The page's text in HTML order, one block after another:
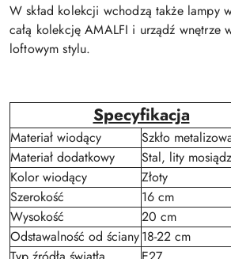
W skład kolekcji wchodzą także lampy
całą kolekcję AMALFI i urządź wnętrze
loftowym stylu.
Specyfikacja
Materiał wiodący
Szkło
Materiał dodatkowy
Stal, lity mosiądz
Kolor wiodący
Złoty
Szerokość
16 cm
Wysokość
20 cm
Odstawalność od ściany18-22 cm